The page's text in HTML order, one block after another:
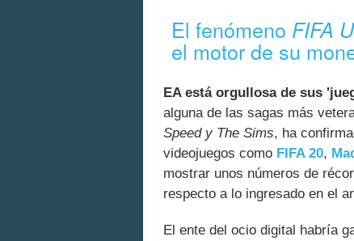
El fenómeno FIFA
el motor de su
EA está orgullosa de sus
alguna de las sagas más
Speed y The Sims, ha
videojuegos como FIFA 20,
mostrar unos números de
respecto a lo ingresado en el
El ente del ocio digital habría